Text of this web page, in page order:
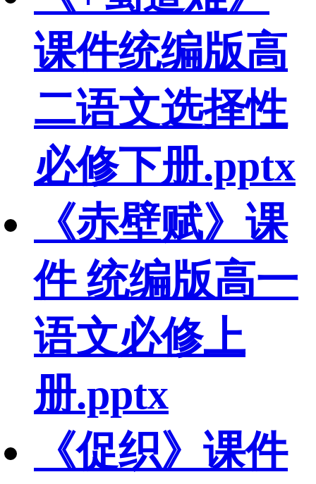
课件统编版高
二语文选择性
必修下册.pptx
《赤壁赋》课
件 统编版高一
语文必修上
册.pptx
《促织》课件